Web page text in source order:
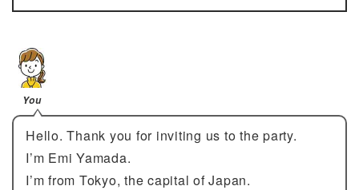
You
Hello. Thank you for inviting us to the party.
I’m Emi Yamada.
I’m from Tokyo, the capital of Japan.